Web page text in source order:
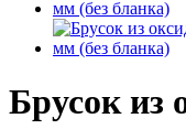
Брусок из